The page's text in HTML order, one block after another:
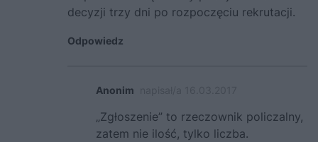
decyzji trzy dni po rozpoczęciu rekrutacji.
Odpowiedz
Anonim
„Zgłoszenie” to rzeczownik policzalny,
zatem nie ilość, tylko liczba.